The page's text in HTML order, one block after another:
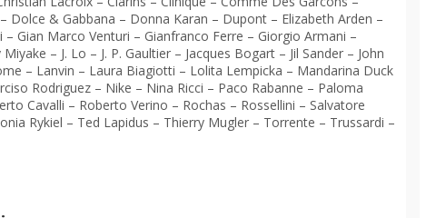
& Gabbana – Donna Karan – Dupont – Elizabeth Arden –
Gian Marco Venturi – Gianfranco Ferre – Giorgio Armani –
– J. Lo – J. P. Gaultier – Jacques Bogart – Jil Sander – John
– Lanvin – Laura Biagiotti – Lolita Lempicka – Mandarina Duck
Rodriguez – Nike – Nina Ricci – Paco Rabanne – Paloma
Cavalli – Roberto Verino – Rochas – Rossellini – Salvatore
Rykiel – Ted Lapidus – Thierry Mugler – Torrente – Trussardi –